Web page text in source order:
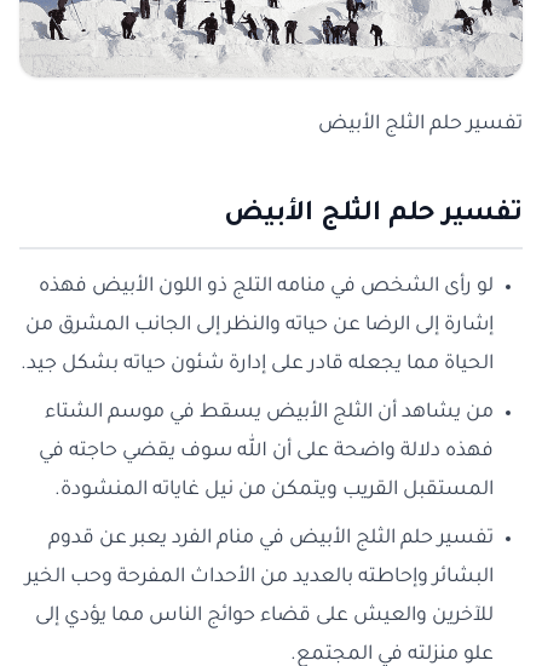
تفسير حلم الثلج الأبيض
تفسير حلم الثلج الأبيض
لو رأى الشخص في منامه التلج ذو اللون الأبيض فهذه
إشارة إلى الرضا عن حياته والنظر إلى الجانب المشرق من
الحياة مما يجعله قادر على إدارة شئون حياته بشكل جيد.
من يشاهد أن الثلج الأبيض يسقط في موسم الشتاء
فهذه دلالة واضحة على أن الله سوف يقضي حاجته في
المستقبل القريب ويتمكن من نيل غاياته المنشودة.
تفسير حلم الثلج الأبيض في منام الفرد يعبر عن قدوم
البشائر وإحاطته بالعديد من الأحداث المفرحة وحب الخير
للآخرين والعيش على قضاء حوائج الناس مما يؤدي إلى
علو منزلته في المجتمع.